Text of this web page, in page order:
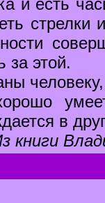
и есть
за этой.
в
книги